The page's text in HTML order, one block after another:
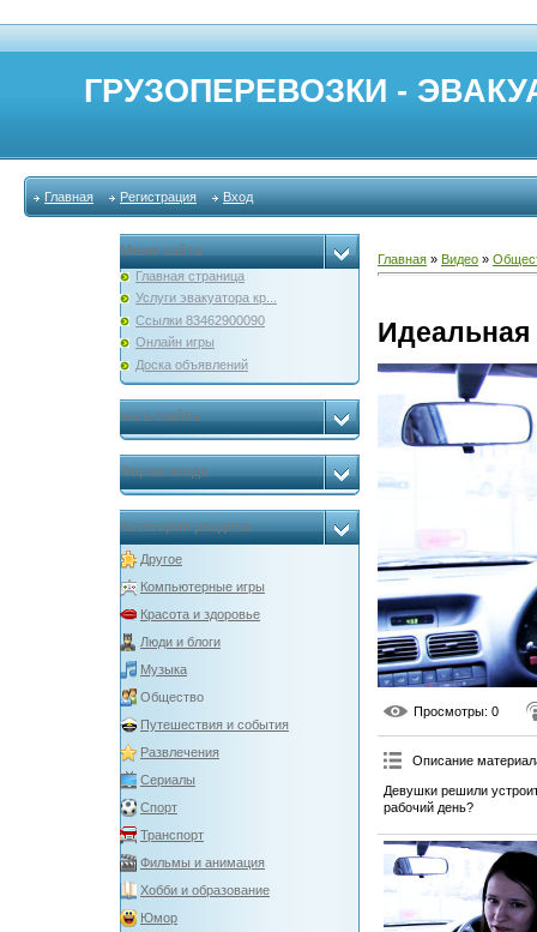
ГРУЗОПЕРЕВОЗКИ -
Главная Регистрация Вход
Меню сайта
Главная страница
Услуги эвакуатора кр...
Ссылки 83462900090
Онлайн игры
Доска объявлений
мы в скайпе
Форма входа
Категории раздела
Другое
Компьютерные игры
Красота и здоровье
Люди и блоги
Музыка
Общество
Путешествия и события
Развлечения
Сериалы
Спорт
Транспорт
Фильмы и анимация
Хобби и образование
Юмор
Главная » Видео »
Идеальная
Просмотры: 0
Описание
Девушки решили
рабочий день?